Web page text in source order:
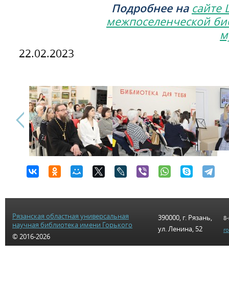
Подробнее на сайте
межпоселенческой
22.02.2023
Рязанская областная универсальная
научная библиотека имени Горького
© 2016-2026
390000, г. Рязань,
ул. Ленина, 52